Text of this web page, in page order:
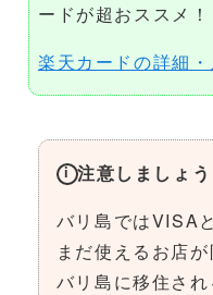
ードが超おススメ！
楽天カードの詳細
注意しましょう
バリ島ではVISA
まだ使えるお店が
バリ島に移住さ